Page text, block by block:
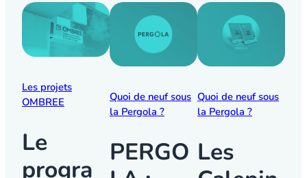
Les projets
OMBREE
Le
progra
Quoi de neuf sous
la Pergola ?
PERGO
Quoi de neuf sous
la Pergola ?
Les